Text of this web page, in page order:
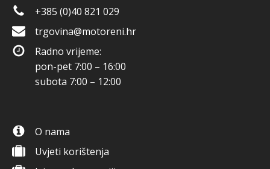
+385 (0)40 821 029
trgovina@motoreni.hr
Radno vrijeme:
pon-pet 7:00 – 16:00
subota 7:00 – 12:00
O nama
Uvjeti korištenja